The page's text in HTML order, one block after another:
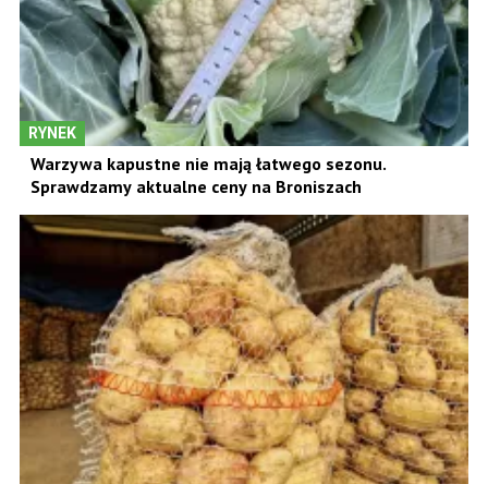
RYNEK
Warzywa kapustne nie mają łatwego sezonu.
Sprawdzamy aktualne ceny na Broniszach